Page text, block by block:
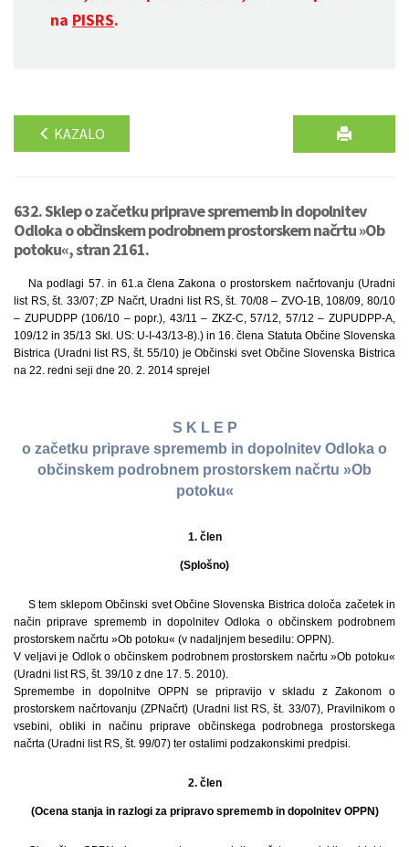
na PISRS.
KAZALO
632. Sklep o začetku priprave sprememb in dopolnitev
Odloka o občinskem podrobnem prostorskem načrtu »Ob
potoku«, stran 2161.
Na podlagi 57. in 61.a člena Zakona o prostorskem načrtovanju (Uradni
list RS, št. 33/07; ZP Načrt, Uradni list RS, št. 70/08 – ZVO-1B, 108/09, 80/10
– ZUPUDPP (106/10 – popr.), 43/11 – ZKZ-C, 57/12, 57/12 – ZUPUDPP-A,
109/12 in 35/13 Skl. US: U-I-43/13-8).) in 16. člena Statuta Občine Slovenska
Bistrica (Uradni list RS, št. 55/10) je Občinski svet Občine Slovenska Bistrica
na 22. redni seji dne 20. 2. 2014 sprejel
S K L E P
o začetku priprave sprememb in dopolnitev Odloka o
občinskem podrobnem prostorskem načrtu »Ob
potoku«
1. člen
(Splošno)
S tem sklepom Občinski svet Občine Slovenska Bistrica določa začetek in
način priprave sprememb in dopolnitev Odloka o občinskem podrobnem
prostorskem načrtu »Ob potoku« (v nadaljnjem besedilu: OPPN).
V veljavi je Odlok o občinskem podrobnem prostorskem načrtu »Ob potoku«
(Uradni list RS, št. 39/10 z dne 17. 5. 2010).
Spremembe in dopolnitve OPPN se pripravijo v skladu z Zakonom o
prostorskem načrtovanju (ZPNačrt) (Uradni list RS, št. 33/07), Pravilnikom o
vsebini, obliki in načinu priprave občinskega podrobnega prostorskega
načrta (Uradni list RS, št. 99/07) ter ostalimi podzakonskimi predpisi.
2. člen
(Ocena stanja in razlogi za pripravo sprememb in dopolnitev OPPN)